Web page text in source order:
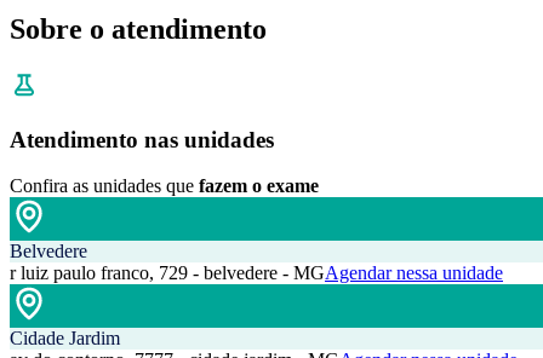
Sobre o atendimento
Atendimento nas unidades
Confira as unidades que fazem o exame
Belvedere
r luiz paulo franco, 729 - belvedere - MGAgendar nessa unidade
Cidade Jardim